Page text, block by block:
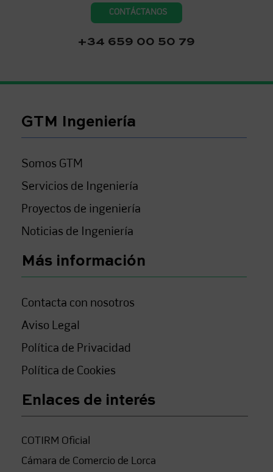
CONTÁCTANOS
+34 659 00 50 79
GTM Ingeniería
Somos GTM
Servicios de Ingeniería
Proyectos de ingeniería
Noticias de Ingeniería
Más información
Contacta con nosotros
Aviso Legal
Política de Privacidad
Política de Cookies
Enlaces de interés
COTIRM Oficial
Cámara de Comercio de Lorca